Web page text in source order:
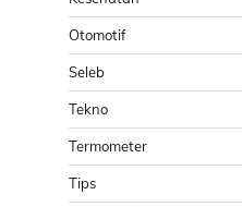
Otomotif
Seleb
Tekno
Termometer
Tips